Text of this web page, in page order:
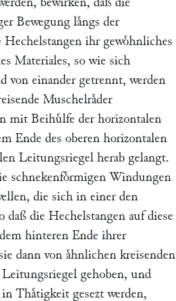
Bewegung laͤngs der
ihr gewoͤhnliches
Materiales, so wie sich
von einander getrennt, werden
Muschelraͤder
mit Beihuͤlfe der horizontalen
Ende des oberen horizontalen
Leitungsriegel herab gelangt.
schnekenfoͤrmigen Windungen
die sich in einer den
daß die Hechelstangen auf diese
hinteren Ende ihrer
dann von aͤhnlichen kreisenden
gehoben, und
Thaͤtigkeit gesezt werden,